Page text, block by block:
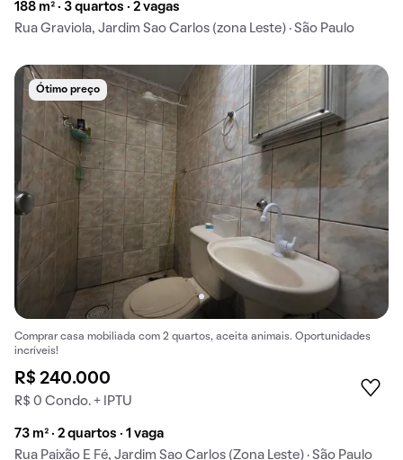
188 m² · 3 quartos · 2 vagas
Rua Graviola, Jardim Sao Carlos (zona Leste) · São Paulo
Ótimo preço
Comprar casa mobiliada com 2 quartos, aceita animais. Oportunidades
incríveis!
R$ 240.000
R$ 0 Condo. + IPTU
73 m² · 2 quartos · 1 vaga
Rua Paixão E Fé, Jardim Sao Carlos (Zona Leste) · São Paulo